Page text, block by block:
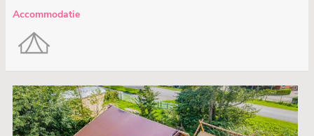
Accommodatie